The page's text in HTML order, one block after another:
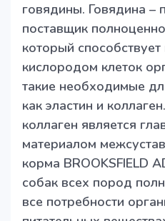
говядины. Говядина –
поставщик
который
кислородом клеток
такие необходимые
как эластин и
коллаген является
материалом
корма BROOKSFIELD
собак всех пород
все потребности